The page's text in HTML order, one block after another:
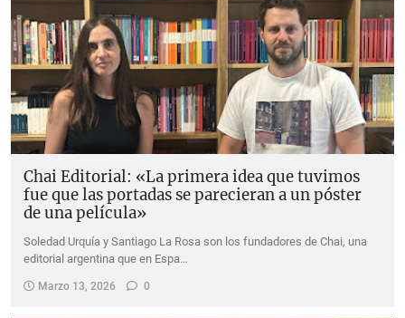
Chai Editorial: «La primera idea que tuvimos
fue que las portadas se parecieran a un póster
de una película»
Soledad Urquía y Santiago La Rosa son los fundadores de Chai, una
editorial argentina que en Espa…
Marzo 13, 2026 0